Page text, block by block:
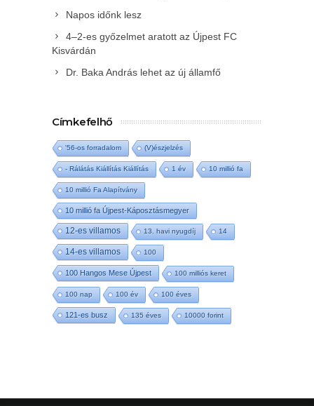
Napos időnk lesz
4–2-es győzelmet aratott az Újpest FC
Kisvárdán
Dr. Baka András lehet az új államfő
Címkefelhő
'56-os forradalom (V)észjelzés
- Rálátás Kiállítás Kiállítás 1 év 10 millió fa
10 millió Fa Alapítvány
10 millió fa Újpest-Káposztásmegyer
12-es villamos 13. havi nyugdíj 14
14-es villamos 100
100 Hangos Mese Újpest 100 milliós keret
100 nap 100 év 100 éves
121-es busz 135 éves 10000 forint